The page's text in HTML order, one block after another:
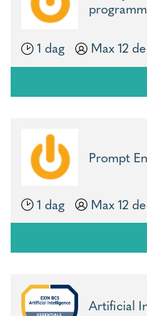
1 dag
Max 12
Prompt
1 dag
Max 12
Artificial